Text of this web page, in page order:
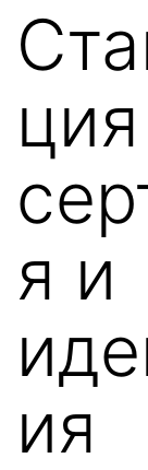
я и
ия